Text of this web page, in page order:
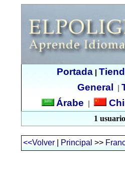
Portada|
General
Árabe
1
<<Volver Principal >>